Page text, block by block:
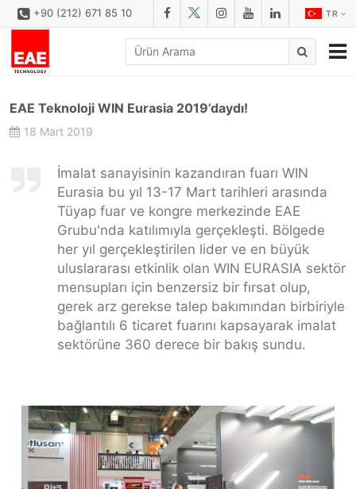
TR
+90 (212) 671 85 10
ÜRÜNLER
İNDİRME MERKEZİ
KONFİGÜRATÖR
REFERANSLAR
İLETİŞİM
İLETİŞİM FORMU
EAE Teknoloji WIN Eurasia 2019’daydı!
18 Mart 2019
İmalat sanayisinin kazandıran fuarı WIN
Eurasia bu yıl 13-17 Mart tarihleri arasında
Tüyap fuar ve kongre merkezinde EAE
Grubu'nda katılımıyla gerçekleşti. Bölgede
her yıl gerçekleştirilen lider ve en büyük
uluslararası etkinlik olan WIN EURASIA sektör
mensupları için benzersiz bir fırsat olup,
gerek arz gerekse talep bakımından birbiriyle
bağlantılı 6 ticaret fuarını kapsayarak imalat
sektörüne 360 derece bir bakış sundu.